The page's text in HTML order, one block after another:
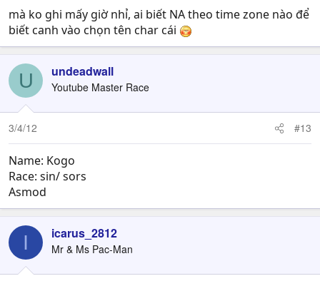
mà ko ghi mấy giờ nhỉ, ai biết NA theo time zone nào để
biết canh vào chọn tên char cái
U undeadwall
Youtube Master Race
3/4/12 #13
Name: Kogo
Race: sin/ sors
Asmod
I icarus_2812
Mr & Ms Pac-Man